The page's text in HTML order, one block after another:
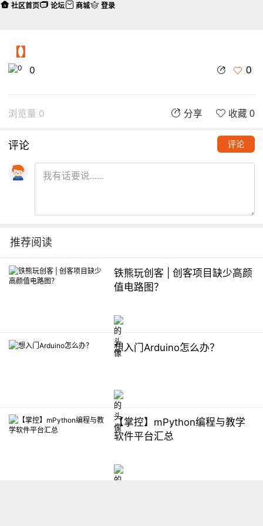
【】
0 0
浏览量 0 分享 收藏 0
评论 评论
推荐阅读
铁熊玩创客 | 创客项目缺少高颜
值电路图？
想入门Arduino怎么办？
【掌控】mPython编程与教学
软件平台汇总
社区首页 论坛 商城 登录